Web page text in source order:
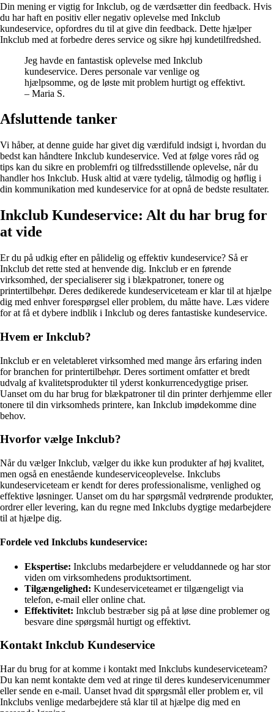
Din mening er vigtig for Inkclub, og de værdsætter din feedback. Hvis
du har haft en positiv eller negativ oplevelse med Inkclub
kundeservice, opfordres du til at give din feedback. Dette hjælper
Inkclub med at forbedre deres service og sikre høj kundetilfredshed.
Jeg havde en fantastisk oplevelse med Inkclub
kundeservice. Deres personale var venlige og
hjælpsomme, og de løste mit problem hurtigt og effektivt.
– Maria S.
Afsluttende tanker
Vi håber, at denne guide har givet dig værdifuld indsigt i, hvordan du
bedst kan håndtere Inkclub kundeservice. Ved at følge vores råd og
tips kan du sikre en problemfri og tilfredsstillende oplevelse, når du
handler hos Inkclub. Husk altid at være tydelig, tålmodig og høflig i
din kommunikation med kundeservice for at opnå de bedste resultater.
Inkclub Kundeservice: Alt du har brug for
at vide
Er du på udkig efter en pålidelig og effektiv kundeservice? Så er
Inkclub det rette sted at henvende dig. Inkclub er en førende
virksomhed, der specialiserer sig i blækpatroner, tonere og
printertilbehør. Deres dedikerede kundeserviceteam er klar til at hjælpe
dig med enhver forespørgsel eller problem, du måtte have. Læs videre
for at få et dybere indblik i Inkclub og deres fantastiske kundeservice.
Hvem er Inkclub?
Inkclub er en veletableret virksomhed med mange års erfaring inden
for branchen for printertilbehør. Deres sortiment omfatter et bredt
udvalg af kvalitetsprodukter til yderst konkurrencedygtige priser.
Uanset om du har brug for blækpatroner til din printer derhjemme eller
tonere til din virksomheds printere, kan Inkclub imødekomme dine
behov.
Hvorfor vælge Inkclub?
Når du vælger Inkclub, vælger du ikke kun produkter af høj kvalitet,
men også en enestående kundeserviceoplevelse. Inkclubs
kundeserviceteam er kendt for deres professionalisme, venlighed og
effektive løsninger. Uanset om du har spørgsmål vedrørende produkter,
ordrer eller levering, kan du regne med Inkclubs dygtige medarbejdere
til at hjælpe dig.
Fordele ved Inkclubs kundeservice:
Ekspertise: Inkclubs medarbejdere er veluddannede og har stor
viden om virksomhedens produktsortiment.
Tilgængelighed: Kundeserviceteamet er tilgængeligt via
telefon, e-mail eller online chat.
Effektivitet: Inkclub bestræber sig på at løse dine problemer og
besvare dine spørgsmål hurtigt og effektivt.
Kontakt Inkclub Kundeservice
Har du brug for at komme i kontakt med Inkclubs kundeserviceteam?
Du kan nemt kontakte dem ved at ringe til deres kundeservicenummer
eller sende en e-mail. Uanset hvad dit spørgsmål eller problem er, vil
Inkclubs venlige medarbejdere stå klar til at hjælpe dig med en